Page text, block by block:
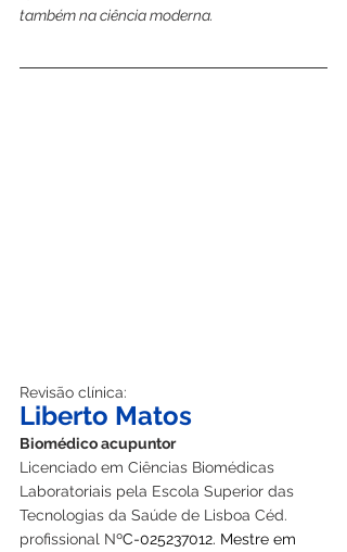
também na ciência moderna.
Revisão clínica:
Liberto Matos
Biomédico acupuntor
Licenciado em Ciências Biomédicas
Laboratoriais pela Escola Superior das
Tecnologias da Saúde de Lisboa Céd.
profissional NºC-025237012. Mestre em